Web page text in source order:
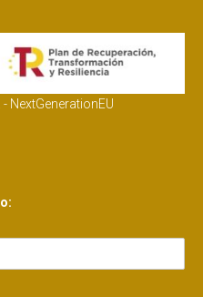
NextGenerationEU